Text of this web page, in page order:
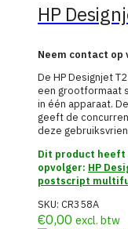
HP
Neem contact
De HP Designjet
een grootformaat
in één apparaat.
geeft de
deze
Dit product heeft
opvolger: HP
postscript
SKU: CR358A
€0,00 excl. btw